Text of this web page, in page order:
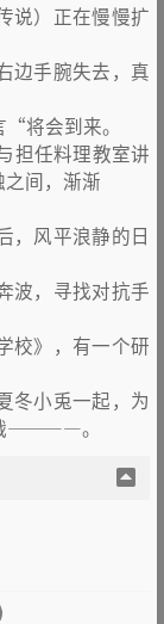
说）正在慢慢扩
边手腕失去，真
将会到来。
担任料理教室讲
间，渐渐
风平浪静的日
波，寻找对抗手
校》，有一个研
冬小兎一起，为
————。